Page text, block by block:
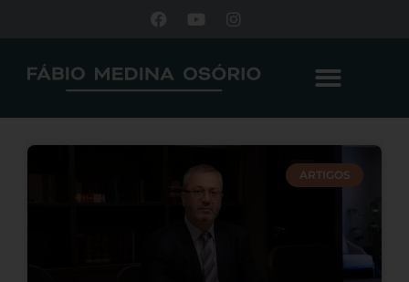
ARTIGOS